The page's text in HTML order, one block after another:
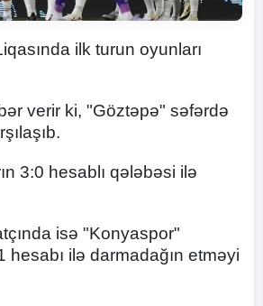
ilk turun oyunları
verir ki, "Göztəpə" səfərdə
3:0 hesablı qələbəsi ilə
isə "Konyaspor"
hesabı ilə darmadağın etməyi